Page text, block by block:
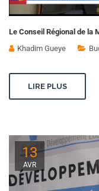
Le Conseil Régional de la
Khadim Gueye
LIRE PLUS
13
AVR